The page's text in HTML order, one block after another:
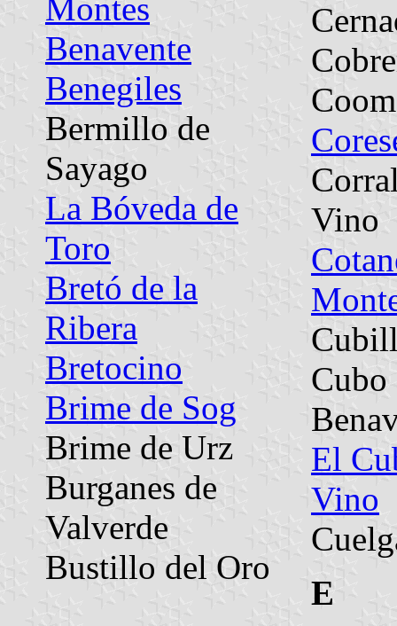
Montes
Benavente
Benegiles
Bermillo de
Sayago
La Bóveda de
Toro
Bretó de la
Ribera
Bretocino
Brime de Sog
Brime de Urz
Burganes de
Valverde
Bustillo del Oro
Vino
Cubo
El
Vino
E